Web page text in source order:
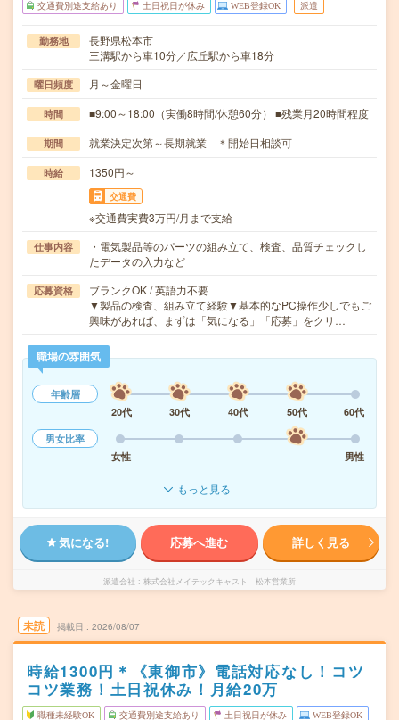
交通費別途支給あり 土日祝日が休み WEB登録OK 派遣
勤務地
長野県松本市
三溝駅から車10分／広丘駅から車18分
曜日頻度 月～金曜日
時間 ■9:00～18:00（実働8時間/休憩60分） ■残業月20時間程度
期間 就業決定次第～長期就業 ＊開始日相談可
時給 1350円～
交通費
※交通費実費3万円/月まで支給
仕事内容
・電気製品等のパーツの組み立て、検査、品質チェックし
たデータの入力など
応募資格
ブランクOK / 英語力不要
▼製品の検査、組み立て経験▼基本的なPC操作少しでもご
興味があれば、まずは「気になる」「応募」をクリ…
職場の雰囲気
年齢層
20代
30代 40代 50代
60代
男女比率
女性
男性
もっと見る
気になる! 応募へ進む 詳しく見る
派遣会社 株式会社メイテックキャスト 松本営業所
未読 掲載日 2026/08/07
時給1300円＊《東御市》電話対応なし！コツ
コツ業務！土日祝休み！月給20万
職種未経験OK 交通費別途支給あり 土日祝日が休み WEB登録OK